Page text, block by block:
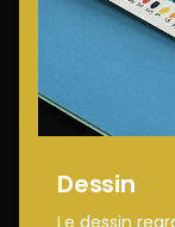
Dessin
Le dessin